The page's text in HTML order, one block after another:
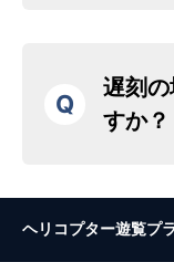
Q
遅刻
すか？
ヘリコプター遊覧プ